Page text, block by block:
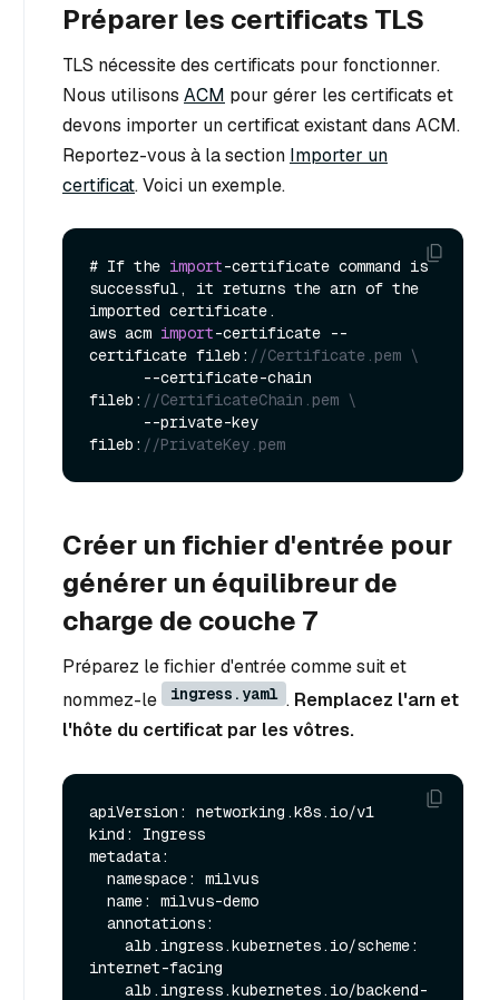
Préparer les certificats TLS
TLS nécessite des certificats pour fonctionner.
Nous utilisons ACM pour gérer les certificats et
devons importer un certificat existant dans ACM.
Reportez-vous à la section Importer un
certificat. Voici un exemple.
# If the import-certificate command is
successful, it returns the arn of the
imported certificate.
aws acm import-certificate --
certificate fileb: //Certificate.pem \
fileb: //CertificateChain.pem \
fileb: //PrivateKey.pem
Créer un fichier d'entrée pour
générer un équilibreur de
charge de couche 7
Préparez le fichier d'entrée comme suit et
nommez-le
ingress.yaml . Remplacez l'arn et
l'hôte du certificat par les vôtres.
apiVersion: networking.k8s.io/v1
kind: Ingress
metadata:
internet-facing